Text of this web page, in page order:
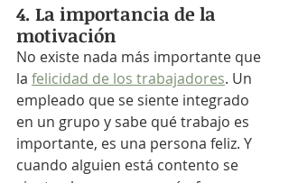
4. La importancia de la
motivación
No existe nada más importante que
la felicidad de los trabajadores. Un
empleado que se siente integrado
en un grupo y sabe qué trabajo es
importante, es una persona feliz. Y
cuando alguien está contento se